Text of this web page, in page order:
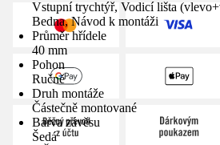
Vstupní trychtýř, Vodicí lišta
Bedna, Návod k montáži
Průměr hřídele
40 mm
Pohon
Ručně
Druh montáže
Částečně montované
Barva závěsu
Šedá